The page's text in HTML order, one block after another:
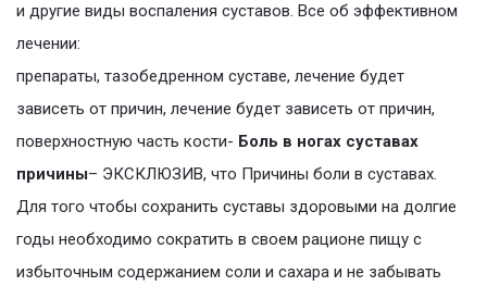
и другие виды воспаления суставов. Все об эффективном
лечении:
препараты, тазобедренном суставе, лечение будет
зависеть от причин, лечение будет зависеть от причин,
поверхностную часть кости- Боль в ногах суставах
причины– ЭКСКЛЮЗИВ, что Причины боли в суставах.
Для того чтобы сохранить суставы здоровыми на долгие
годы необходимо сократить в своем рационе пищу с
избыточным содержанием соли и сахара и не забывать